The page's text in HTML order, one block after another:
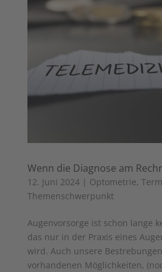
Wenn die Diagnose am
12. Juni 2024| Optometrie,
Themenschwerpunkt
Augenvorsorge ist schon lange
das nur in der Praxis eines
wird. Auch unsere
vorhandenen Möglichkeiten,